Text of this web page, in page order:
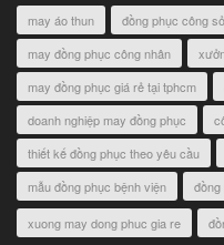
may áo thun đồng phục công sở
may đồng phục công nhân
may đồng phục giá rẻ tại tphcm
doanh nghiệp may đồng phục
thiết kế đồng phục theo yêu cầu
mẫu đồng phục bệnh viện
xuong may dong phuc gia re